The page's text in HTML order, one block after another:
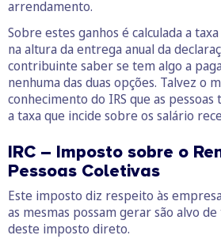
arrendamento.
Sobre estes ganhos é calculada a
na altura da entrega anual da
contribuinte saber se tem algo a
nenhuma das duas opções. Talvez o
conhecimento do IRS que as
a taxa que incide sobre os salário
IRC – Imposto sobre o
Pessoas Coletivas
Este imposto diz respeito às
as mesmas possam gerar são alvo
deste imposto direto.